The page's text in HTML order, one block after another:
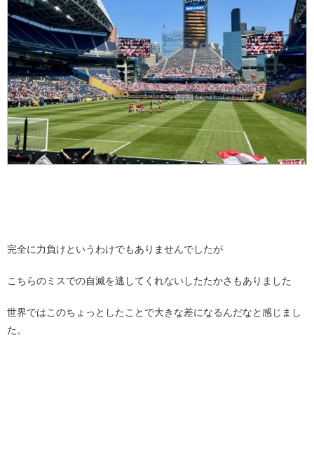
完全に力負けというわけでもありませんでしたが
こちらのミスでの自滅を逃してくれないしたたかさもありました
世界ではこのちょっとしたことで大きな差になるんだなと感じまし
た。